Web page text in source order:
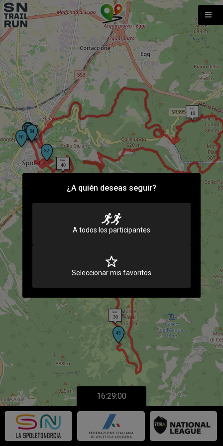
¿A quién deseas seguir?
A todos los participantes
Seleccionar mis favoritos
16:29:00